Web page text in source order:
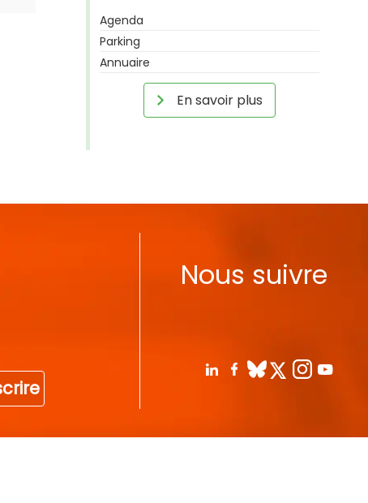
Agenda
Parking
Annuaire
En savoir plus
Nous suivre